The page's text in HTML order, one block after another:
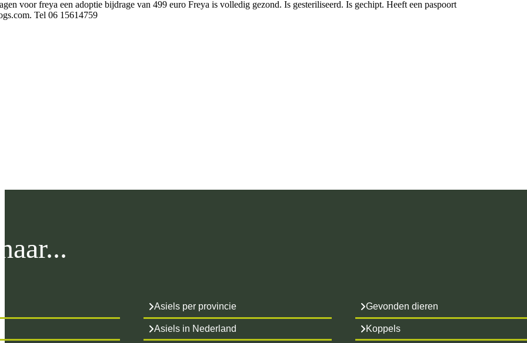
voor freya een adoptie bijdrage van 499 euro Freya is volledig gezond. Is gesteriliseerd. Is gechipt. Heeft een paspoort
Tel 06 15614759
Asiels per provincie
Asiels in Nederland
Gevonden dieren
Koppels